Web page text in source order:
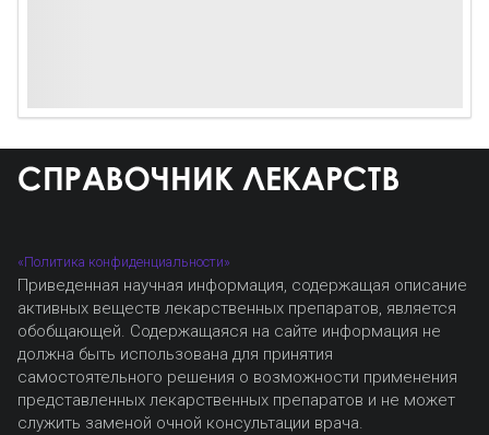
«Политика конфиденциальности»
Приведенная научная информация, содержащая описание
активных веществ лекарственных препаратов, является
обобщающей. Содержащаяся на сайте информация не
должна быть использована для принятия
самостоятельного решения о возможности применения
представленных лекарственных препаратов и не может
служить заменой очной консультации врача.